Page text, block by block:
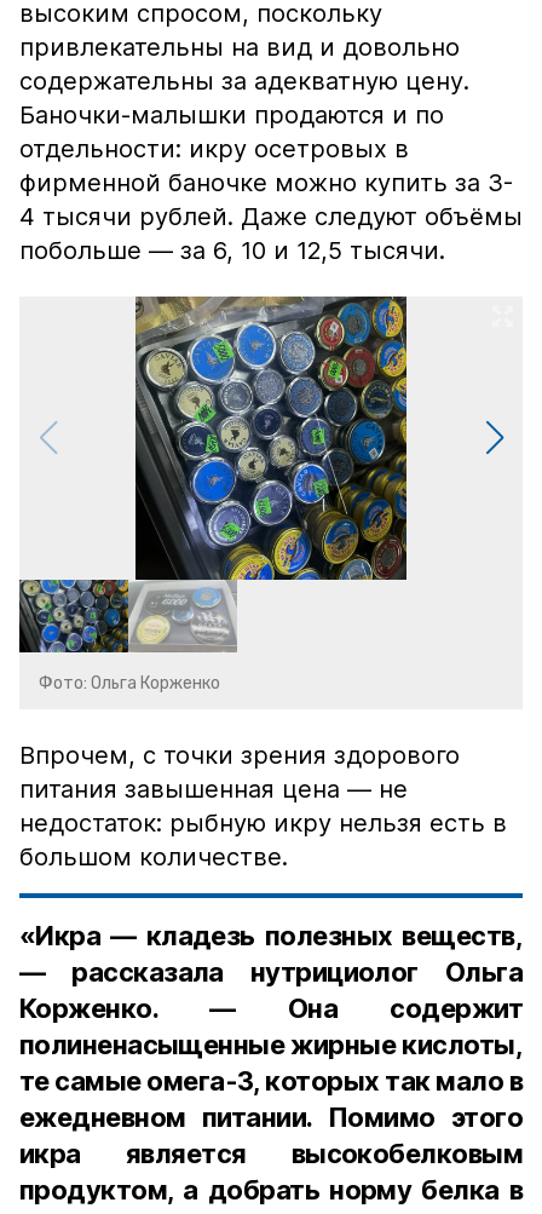
высоким спросом, поскольку
привлекательны на вид и довольно
содержательны за адекватную цену.
Баночки-малышки продаются и по
отдельности: икру осетровых в
фирменной баночке можно купить за 3-
4 тысячи рублей. Даже следуют объёмы
побольше — за 6, 10 и 12,5 тысячи.
Фото: Ольга Корженко
Впрочем, с точки зрения здорового
питания завышенная цена — не
недостаток: рыбную икру нельзя есть в
большом количестве.
«Икра — кладезь полезных веществ,
— рассказала нутрициолог Ольга
Корженко. — Она содержит
полиненасыщенные жирные кислоты,
те самые омега-3, которых так мало в
ежедневном питании. Помимо этого
икра является высокобелковым
продуктом, а добрать норму белка в